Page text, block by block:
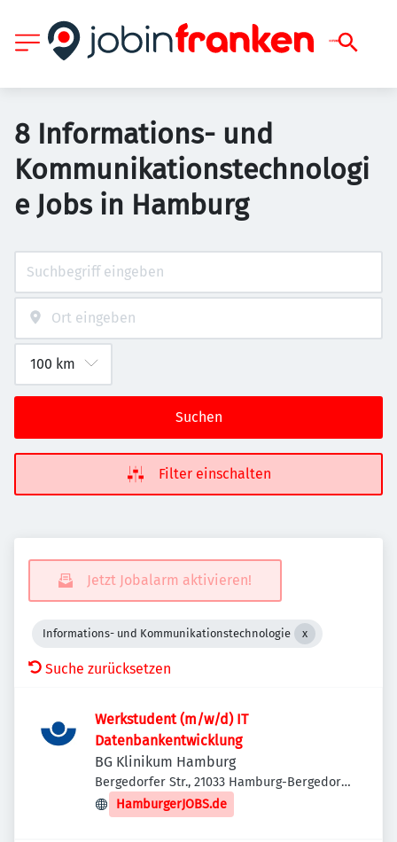
8 Informations- und
Kommunikationstechnologi
e Jobs in Hamburg
Suchen
Filter einschalten
Jetzt Jobalarm aktivieren!
Informations- und Kommunikationstechnologie
Suche zurücksetzen
Werkstudent (m/w/d) IT
Datenbankentwicklung
BG Klinikum Hamburg
Bergedorfer Str., 21033 Hamburg-Bergedorf,
Deutschland
HamburgerJOBS.de